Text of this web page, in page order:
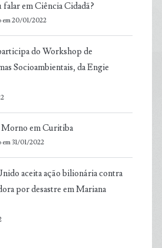
falar em Ciência Cidadã?
em 20/01/2022
do Workshop de
Socioambientais, da Engie
em Curitiba
31/01/2022
aceita ação bilionária contra
por desastre em Mariana